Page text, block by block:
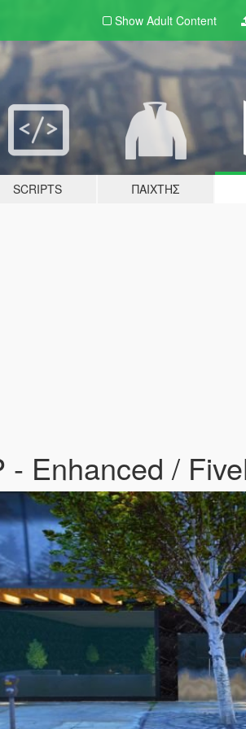
Show Adult Content
SCRIPTS ΠΑΊΧΤΗΣ
Enhanced /